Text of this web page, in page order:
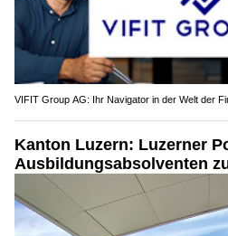
VIFIT Group AG: Ihr Navigator in der Welt der
Kanton Luzern: Luzerner
Ausbildungsabsolventen